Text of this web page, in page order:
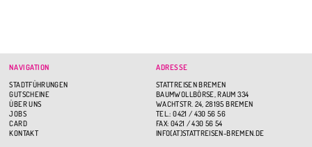
NAVIGATION
STADTFÜHRUNGEN
GUTSCHEINE
ÜBER UNS
JOBS
CARD
KONTAKT
ADRESSE
STATTREISEN BREMEN
BAUMWOLLBÖRSE, RAUM 334
WACHTSTR. 24, 28195 BREMEN
TEL.: 0421 / 430 56 56
FAX: 0421 / 430 56 54
INFO(AT)STATTREISEN-BREMEN.DE